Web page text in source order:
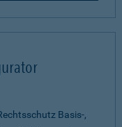
Basis-,